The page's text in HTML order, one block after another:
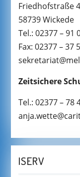
Friedhofstraße 4
58739 Wickede
Tel.: 02377 – 91
Fax: 02377 – 37
Zeitsichere
Tel.: 02377
ISERV